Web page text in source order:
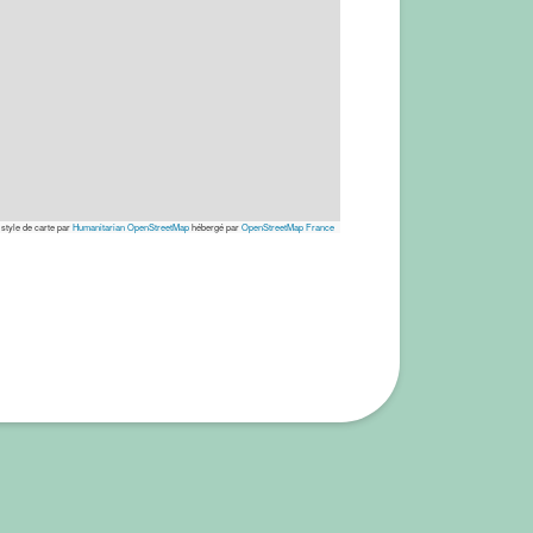
de carte parHumanitarian OpenStreetMaphébergé parOpenStreetMap France